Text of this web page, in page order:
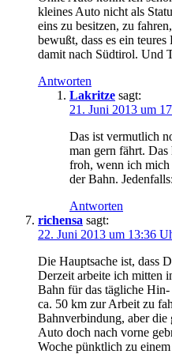
kleines Auto nicht als
eins zu besitzen, zu
bewußt, dass es ein
damit nach Südtirol. Und
Antworten
Lakritze sagt:
21. Juni 2013 um
Das ist vermutlich
man gern fährt.
froh, wenn ich mich
der Bahn.
Antworten
richensa sagt:
22. Juni 2013 um 13:36
Die Hauptsache ist, dass
Derzeit arbeite ich mitten
Bahn für das tägliche
ca. 50 km zur Arbeit zu
Bahnverbindung, aber die
Auto doch nach vorne
Woche pünktlich zu